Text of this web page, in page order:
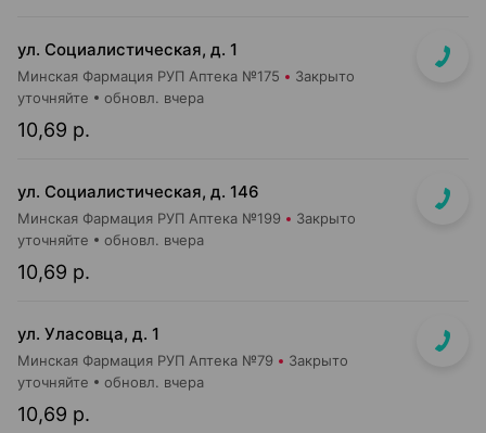
ул. Социалистическая, д. 1
Минская Фармация РУП Аптека №175 Закрыто
10,69 р.
уточняйте обновл. вчера
ул. Социалистическая, д. 146
Минская Фармация РУП Аптека №199 Закрыто
10,69 р.
уточняйте обновл. вчера
ул. Уласовца, д. 1
Минская Фармация РУП Аптека №79 Закрыто
10,69 р.
уточняйте обновл. вчера